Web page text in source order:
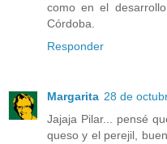
como en el
Córdoba.
Responder
Margarita 28 de
Jajaja Pilar... pensé
queso y el perejil,